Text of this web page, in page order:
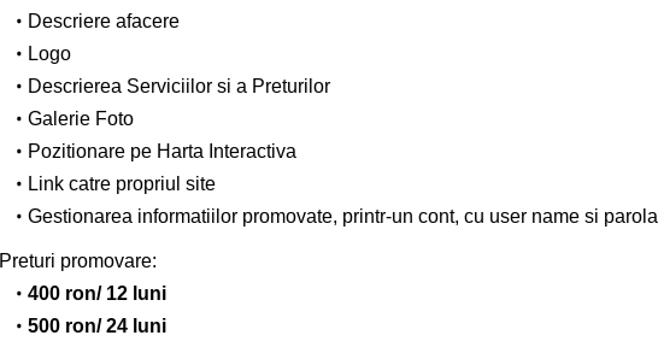
Descriere afacere
Logo
Descrierea Serviciilor si a Preturilor
Galerie Foto
Pozitionare pe Harta Interactiva
Link catre propriul site
Gestionarea informatiilor promovate, printr-un cont, cu user name si parola
Preturi promovare:
400 ron/ 12 luni
500 ron/ 24 luni